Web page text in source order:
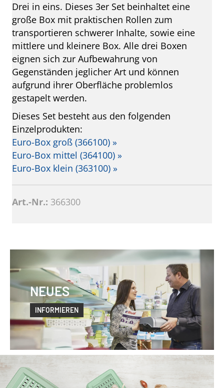
Drei in eins. Dieses 3er Set beinhaltet eine
große Box mit praktischen Rollen zum
transportieren schwerer Inhalte, sowie eine
mittlere und kleinere Box. Alle drei Boxen
eignen sich zur Aufbewahrung von
Gegenständen jeglicher Art und können
aufgrund ihrer Oberfläche problemlos
gestapelt werden.
Dieses Set besteht aus den folgenden
Einzelprodukten:
Euro-Box groß (366100) »
Euro-Box mittel (364100) »
Euro-Box klein (363100) »
Art.-Nr.: 366300
NEUES
INFORMIEREN